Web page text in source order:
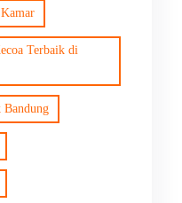
Terbaik di
Bandung